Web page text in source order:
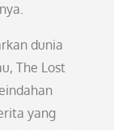
dunia
The Lost
yang